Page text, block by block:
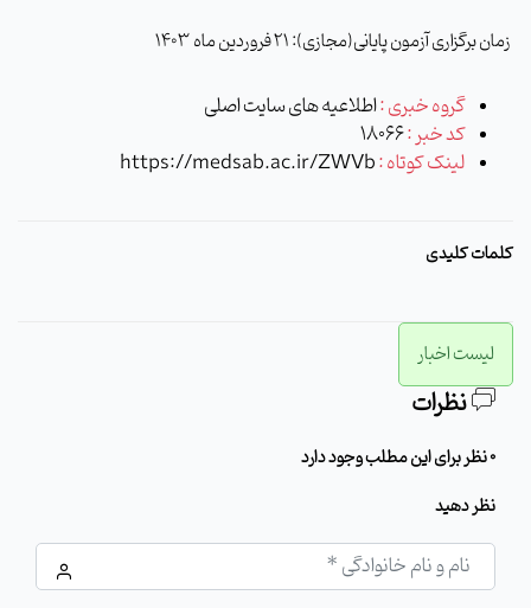
زمان برگزاری آزمون پایانی(مجازی): 21 فروردین ماه 1403
گروه خبری :اطلاعیه های سایت اصلی
کد خبر :18066
لینک کوتاه :https://medsab.ac.ir/ZWVb
کلمات کلیدی
لیست اخبار
نظرات
0 نظر برای این مطلب وجود دارد
نظر دهید